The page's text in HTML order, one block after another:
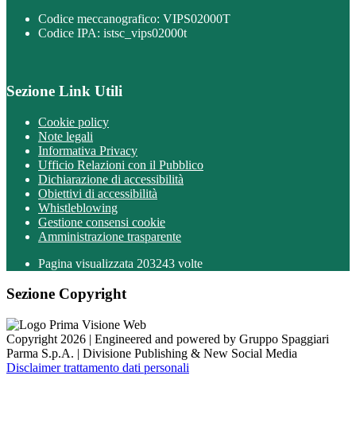
Codice meccanografico: VIPS02000T
Codice IPA: istsc_vips02000t
Sezione Link Utili
Cookie policy
Note legali
Informativa Privacy
Ufficio Relazioni con il Pubblico
Dichiarazione di accessibilità
Obiettivi di accessibilità
Whistleblowing
Gestione consensi cookie
Amministrazione trasparente
Pagina visualizzata 203243 volte
Sezione Copyright
Copyright 2026 | Engineered and powered by Gruppo Spaggiari
Parma S.p.A. | Divisione Publishing & New Social Media
Disclaimer trattamento dati personali